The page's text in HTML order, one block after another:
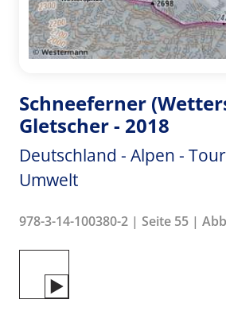
Schneeferner
Gletscher - 2018
Deutschland - Alpen -
Umwelt
978-3-14-100380-2 | Seite 55 |